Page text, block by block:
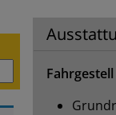
Fahrgestell